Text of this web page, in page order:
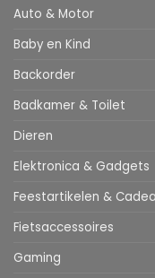
Auto & Motor
Baby en Kind
Backorder
Badkamer & Toilet
Dieren
Elektronica & Gadgets
Feestartikelen &
Fietsaccessoires
Gaming